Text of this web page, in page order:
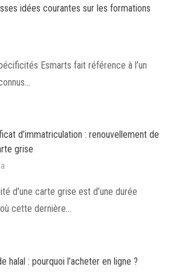
idées courantes sur les formations
Esmarts fait référence à l’un
d’immatriculation : renouvellement de
grise
d’une carte grise est d’une durée
cette dernière…
halal : pourquoi l’acheter en ligne ?